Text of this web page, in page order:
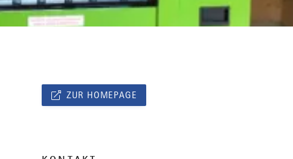
ZUR HOMEPAGE